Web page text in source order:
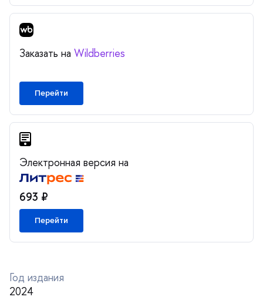
Заказать на Wildberries
Перейти
Электронная версия на
693 ₽
Перейти
Год издания
2024